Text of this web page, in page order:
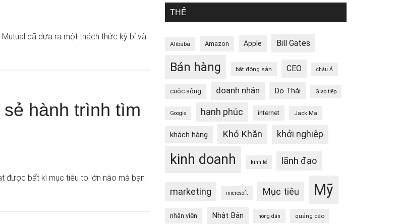
đã đưa ra một thách thức kỳ bí và
hành trình tìm
được bất kì mục tiêu to lớn nào mà bạn
THẺ
Alibaba Amazon Apple Bill Gates
Bán hàng bất động sản CEO châu Á
cuộc sống doanh nhân Do Thái Giao tiếp
Google hạnh phúc internet Jack Ma
khách hàng Khó Khăn khởi nghiệp
kinh doanh kinh tế lãnh đạo
marketing microsoft Mục tiêu Mỹ
nhân viên Nhật Bản nông dân quảng cáo